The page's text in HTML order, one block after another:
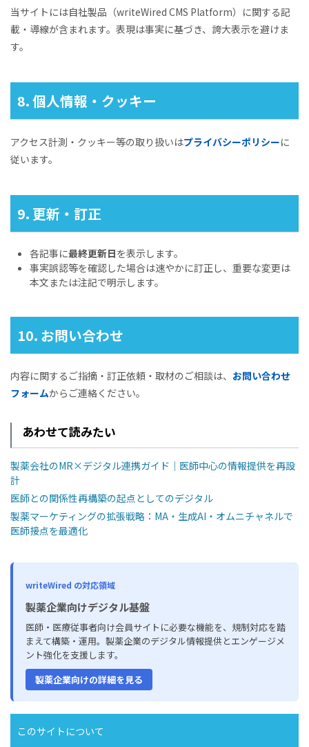
当サイトには自社製品（writeWired CMS Platform）に関する記
載・導線が含まれます。表現は事実に基づき、誇大表示を避けま
す。
8. 個人情報・クッキー
アクセス計測・クッキー等の取り扱いはプライバシーポリシーに
従います。
9. 更新・訂正
各記事に最終更新日を表示します。
事実誤認等を確認した場合は速やかに訂正し、重要な変更は
本文または注記で明示します。
10. お問い合わせ
内容に関するご指摘・訂正依頼・取材のご相談は、 お問い合わせ
フォームからご連絡ください。
あわせて読みたい
製薬会社のMR×デジタル連携ガイド｜医師中心の情報提供を再設
計
医師との関係性再構築の起点としてのデジタル
製薬マーケティングの拡張戦略：MA・生成AI・オムニチャネルで
医師接点を最適化
writeWired の対応領域
製薬企業向けデジタル基盤
医師・医療従事者向け会員サイトに必要な機能を、規制対応を踏
まえて構築・運用。製薬企業のデジタル情報提供とエンゲージメ
ント強化を支援します。
製薬企業向けの詳細を見る
このサイトについて